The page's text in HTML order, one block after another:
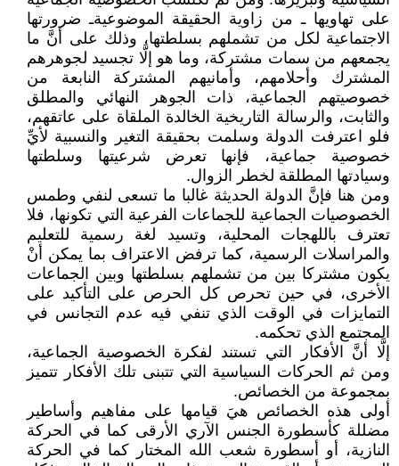
على تهاويها ـ من زاوية الحقيقة الموضوعيةـ ضرورتها
الاجتماعية لكل من تشملهم بسلطتها، وذلك على أنَّ ما
يجمعهم من سمات مشتركة، وما هو إلَّا تجسيد لجوهرهم
المشترك وأحلامهم، وأمانيهم المشتركة النابعة من
خصوصيتهم الجماعية، ذات الجوهر النهائي والمطلق
والثابت، والرسالة التاريخية الخالدة الملقاة على عاتقهم،
فلو اعترفت الدولة وسلمت بحقيقة التغير والنسبية لأيِّ
خصوصية جماعية، فإنها تعرض شرعيتها وسلطتها
وسيادتها المطلقة لخطر الزوال.
ومن هنا فإنَّ الدولة الحديثة غالبا ما تسعى لنفي وطمس
الخصوصيات الجماعية للجماعات الفرعية التي تكونها، فلا
تعترف باللهجات المحلية، وتسيد لغة رسمية للتعليم
والمراسلات الرسمية، كما ترفض الاعتراف بما يمكن أنْ
يكون مشتركا بين من تشملهم بسلطتها وبين الجماعات
الأخرى، في حين تحرص كل الحرص على التأكيد على
التمايزات في الوقت الذي تنفي فيه عدم التجانس في
المجتمع الذي تحكمه.
إلَّا أنَّ الأفكار التي تستند لفكرة الخصوصية الجماعية،
ومن ثم الحركات السياسية التي تتبنى تلك الأفكار تتميز
بمجموعة من الخصائص.
أولى هذه الخصائص هيَ قيامها على مفاهيم وأساطير
مضللة كأسطورة الجنس الآري الأرقى كما في الحركة
النازية، أو أسطورة شعب الله المختار كما في الحركة